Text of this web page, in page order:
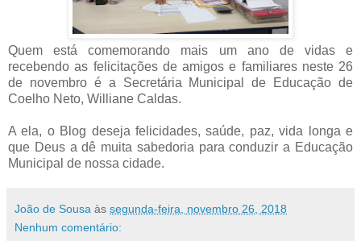
Quem está comemorando mais um ano de vidas e
recebendo as felicitações de amigos e familiares neste 26
de novembro é a Secretária Municipal de Educação de
Coelho Neto, Williane Caldas.
A ela, o Blog deseja felicidades, saúde, paz, vida longa e
que Deus a dê muita sabedoria para conduzir a Educação
Municipal de nossa cidade.
João de Sousa às segunda-feira, novembro 26, 2018
Nenhum comentário: